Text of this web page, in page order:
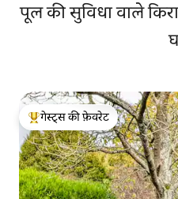
पूल की सुविधा वाले
गेस्ट्स का टॉप फ़ेवरेट
गेस्ट्स की फ़ेवरेट